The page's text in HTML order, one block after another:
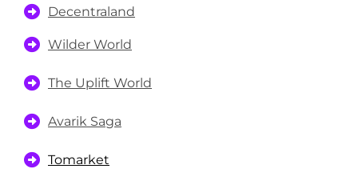
Decentraland
Wilder World
The Uplift World
Avarik Saga
Tomarket